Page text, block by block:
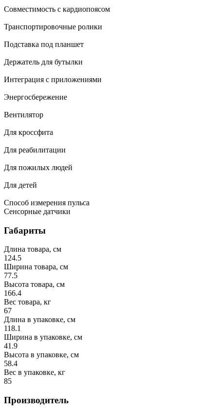
Совместимость с кардиопоясом
Транспортировочные ролики
Подставка под планшет
Держатель для бутылки
Интеграция с приложениями
Энергосбережение
Вентилятор
Для кроссфита
Для реабилитации
Для пожилых людей
Для детей
Способ измерения пульса
Сенсорные датчики
Габариты
Длина товара, см
124.5
Ширина товара, см
77.5
Высота товара, см
166.4
Вес товара, кг
67
Длина в упаковке, см
118.1
Ширина в упаковке, см
41.9
Высота в упаковке, см
58.4
Вес в упаковке, кг
85
Производитель